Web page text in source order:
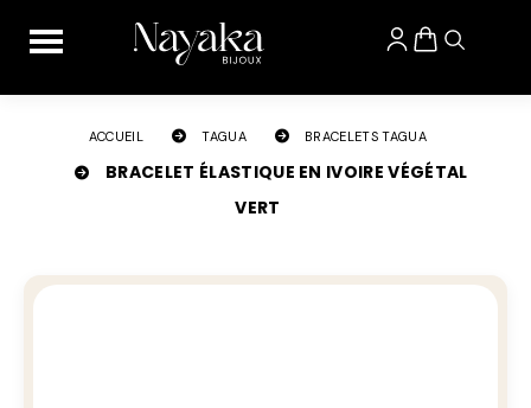
ACCUEIL TAGUA BRACELETS TAGUA
BRACELET ÉLASTIQUE EN IVOIRE VÉGÉTAL
VERT